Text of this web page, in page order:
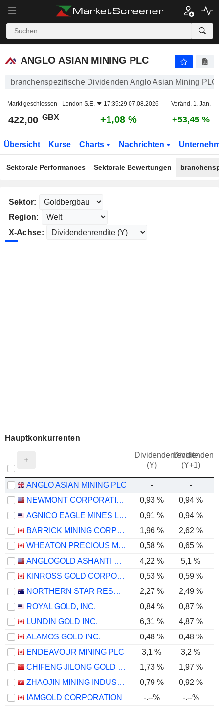
ANGLO ASIAN MINING PLC
ANGLO ASIAN MINING PLC
branchenspezifische Dividenden Anglo Asian Mining PLC
Markt geschlossen - London S.E. 17:35:29 07.08.2026 Veränd. 1. Jan.
422,00 GBX +1,08 % +53,45 %
Übersicht Kurse Charts Nachrichten
Sektorale Performances Sektorale Bewertungen
Sektor:
Region:
X-Achse:
Hauptkonkurrenten
Dividendenrendite
(Y)
(Y+1)
ANGLO ASIAN MINING PLC -
-
NEWMONT CORPORATION
0,93 % 0,94 %
AGNICO EAGLE MINES LIMITED
0,91 % 0,94 %
BARRICK MINING CORPORATION
1,96 % 2,62 %
WHEATON PRECIOUS METALS CORP.
0,58 % 0,65 %
ANGLOGOLD ASHANTI PLC
4,22 % 5,1 %
KINROSS GOLD CORPORATION
0,53 %
0,59 %
NORTHERN STAR RESOURCES LIMITED
2,27 % 2,49 %
ROYAL GOLD, INC.
0,84 % 0,87 %
LUNDIN GOLD INC.
6,31 % 4,87 %
ALAMOS GOLD INC.
0,48 % 0,48 %
ENDEAVOUR MINING PLC
3,1 %
3,2 %
CHIFENG JILONG GOLD MINING GROUP LIMITED
1,73 % 1,97 %
ZHAOJIN MINING INDUSTRY COMPANY LIMITED
0,79 %
0,92 %
IAMGOLD CORPORATION
-.--%
-.--%